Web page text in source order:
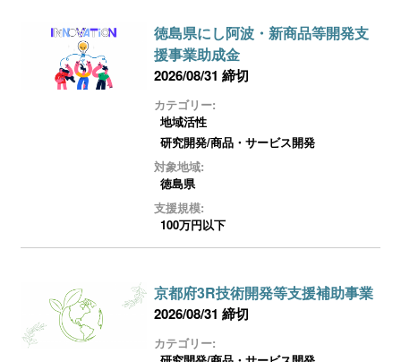
徳島県にし阿波・新商品等開発支
援事業助成金
2026/08/31 締切
カテゴリー:
地域活性
研究開発/商品・サービス開発
対象地域:
徳島県
支援規模:
100万円以下
京都府3R技術開発等支援補助事業
2026/08/31 締切
カテゴリー: